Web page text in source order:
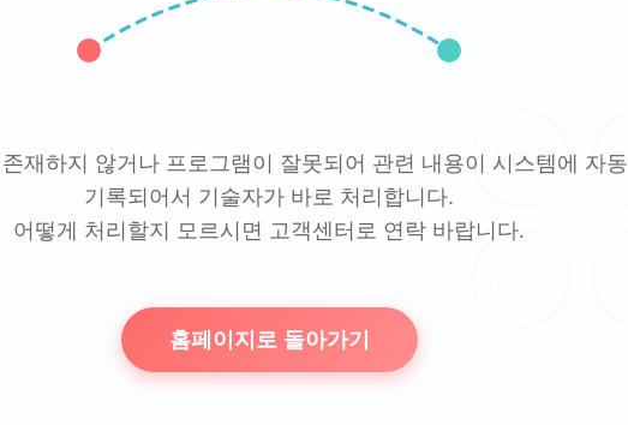
재하지 않거나 프로그램이 잘못되어 관련 내용이 시스템에 자동
기록되어서 기술자가 바로 처리합니다.
어떻게 처리할지 모르시면 고객센터로 연락 바랍니다.
홈페이지로 돌아가기